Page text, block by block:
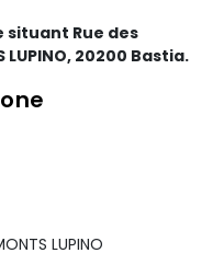
Rue des
LUPINO, 20200 Bastia.
LUPINO